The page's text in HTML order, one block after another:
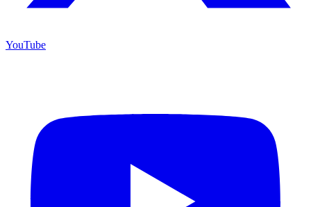
YouTube